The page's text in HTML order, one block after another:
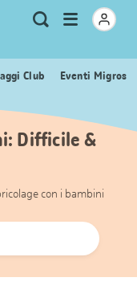
Metanavigazione
Ricerca
Apri
menu
Club Eventi Migros
Difficile &
con i bambini